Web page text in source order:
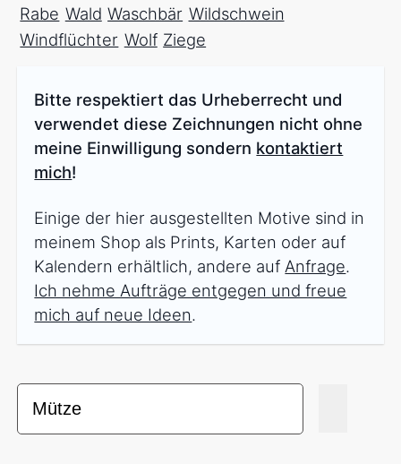
Rabe Wald Waschbär Wildschwein
Windflüchter Wolf Ziege
Bitte respektiert das Urheberrecht und
verwendet diese Zeichnungen nicht ohne
meine Einwilligung sondern kontaktiert
mich!
Einige der hier ausgestellten Motive sind in
meinem Shop als Prints, Karten oder auf
Kalendern erhältlich, andere auf Anfrage.
Ich nehme Aufträge entgegen und freue
mich auf neue Ideen.